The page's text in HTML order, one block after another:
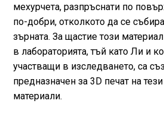
мехурчета, разпръснати по
по-добри, отколкото да се
зърната. За щастие този
в лабораторията, тъй като Ли и
участващи в изследването, са
предназначен за 3D печат на
материали.